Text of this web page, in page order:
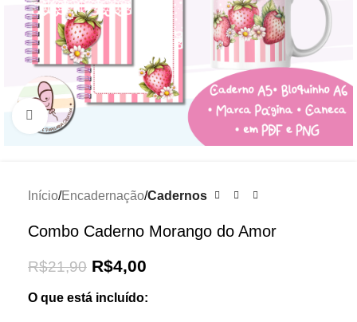
Click to enlarge
Início Encadernação Cadernos
Combo Caderno Morango do Amor
R$21,90 R$4,00
O que está incluído: